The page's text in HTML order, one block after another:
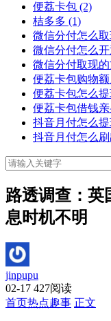
便荔卡包 (2)
桔多多 (1)
微信分付怎么
微信分付怎么
微信分付取现
便荔卡包购物
便荔卡包怎么
便荔卡包借钱
抖音月付怎么
抖音月付怎么
路透调查：英
息时机不明
jinpupu
02-17 427阅读
首页热点趣事 正文